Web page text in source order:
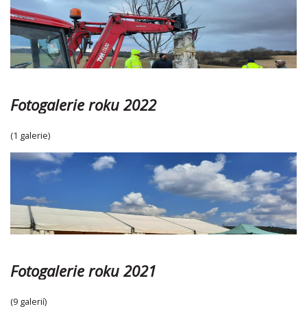
Fotogalerie roku 2022
(1 galerie)
Fotogalerie roku 2021
(9 galerií)